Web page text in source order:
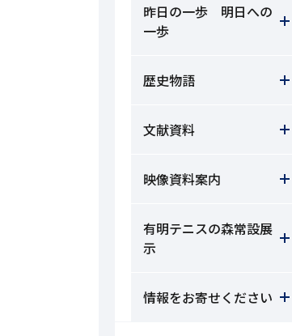
昨日の一歩 明日への
一歩
歴史物語
文献資料
映像資料案内
有明テニスの森常設展
示
情報をお寄せください